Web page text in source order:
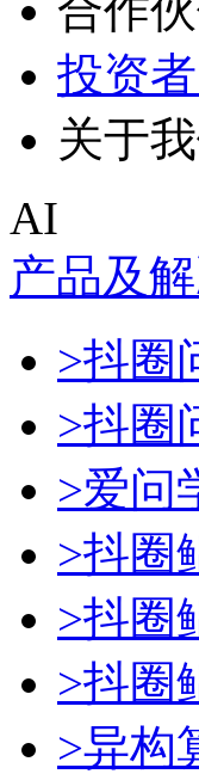
投资
关于
AI
产品及
>抖圈
>抖圈
>爱问
>抖圈
>抖圈
>抖圈
>异构